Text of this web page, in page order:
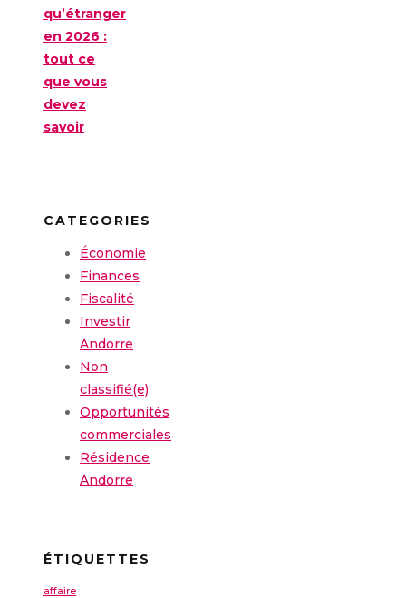
qu’étranger
en 2026 :
tout ce
que vous
devez
savoir
CATEGORIES
Économie
Finances
Fiscalité
Investir
Andorre
Non
classifié(e)
Opportunités
commerciales
Résidence
Andorre
ÉTIQUETTES
affaire